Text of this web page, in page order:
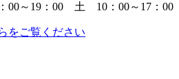
をご覧ください